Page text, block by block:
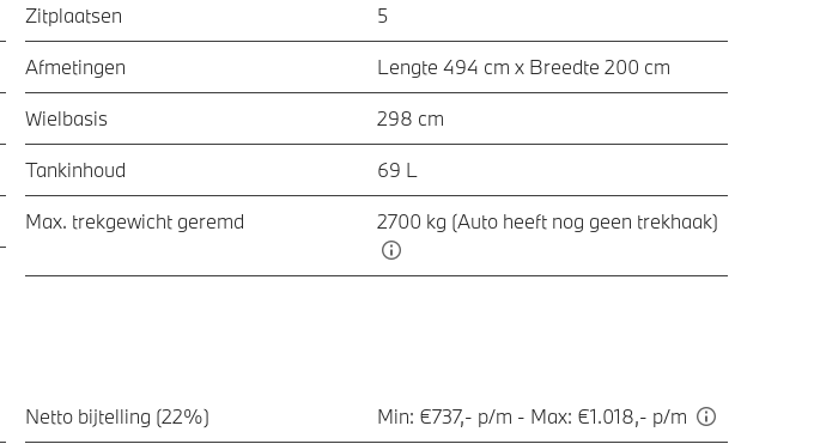
Zitplaatsen 5
Afmetingen Lengte 494 cm x Breedte 200 cm
Wielbasis 298 cm
Tankinhoud 69 L
Max. trekgewicht geremd 2700 kg (Auto heeft nog geen trekhaak)
Netto bijtelling (22%) Min: €737,- p/m - Max: €1.018,- p/m